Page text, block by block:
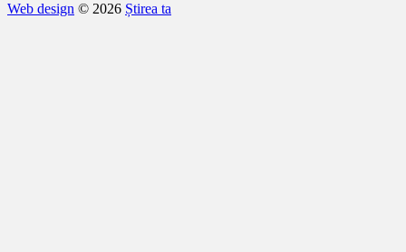
Web design © 2026 Știrea ta